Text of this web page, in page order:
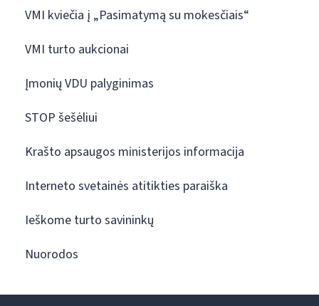
VMI kviečia į „Pasimatymą su mokesčiais“
VMI turto aukcionai
Įmonių VDU palyginimas
STOP šešėliui
Krašto apsaugos ministerijos informacija
Interneto svetainės atitikties paraiška
Ieškome turto savininkų
Nuorodos